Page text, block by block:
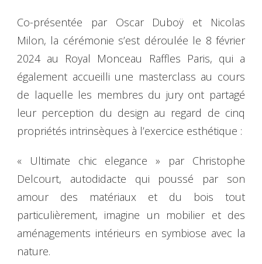
Co-présentée par Oscar Duboÿ et Nicolas
Milon, la cérémonie s’est déroulée le 8 février
2024 au Royal Monceau Raffles Paris, qui a
également accueilli une masterclass au cours
de laquelle les membres du jury ont partagé
leur perception du design au regard de cinq
propriétés intrinsèques à l’exercice esthétique :
« Ultimate chic elegance » par Christophe
Delcourt, autodidacte qui poussé par son
amour des matériaux et du bois tout
particulièrement, imagine un mobilier et des
aménagements intérieurs en symbiose avec la
nature.